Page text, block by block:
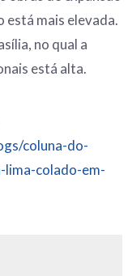
está mais elevada.
no qual a
está alta.
coluna-do-
colado-em-